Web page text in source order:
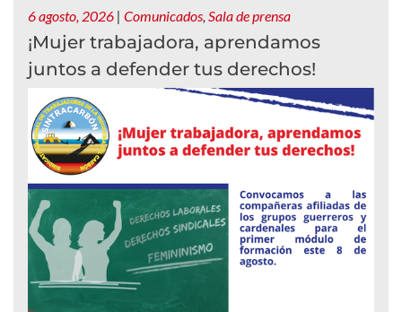
6 agosto, 2026 | Comunicados, Sala de prensa
¡Mujer trabajadora, aprendamos
juntos a defender tus derechos!